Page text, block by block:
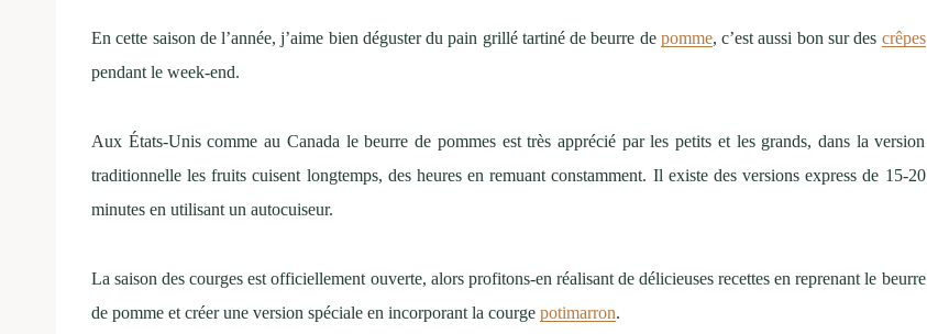
En cette saison de l’année, j’aime bien déguster du pain grillé tartiné de beurre de pomme, c’est aussi bon sur des crêpes
pendant le week-end.
Aux États-Unis comme au Canada le beurre de pommes est très apprécié par les petits et les grands, dans la version
traditionnelle les fruits cuisent longtemps, des heures en remuant constamment. Il existe des versions express de 15-20
minutes en utilisant un autocuiseur.
La saison des courges est officiellement ouverte, alors profitons-en réalisant de délicieuses recettes en reprenant le beurre
de pomme et créer une version spéciale en incorporant la courge potimarron.